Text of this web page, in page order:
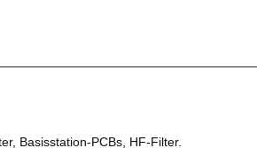
Basisstation-PCBs, HF-Filter.